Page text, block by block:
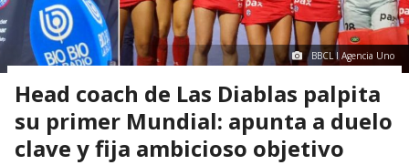
BBCL I Agencia Uno
Head coach de Las Diablas palpita
su primer Mundial: apunta a duelo
clave y fija ambicioso objetivo